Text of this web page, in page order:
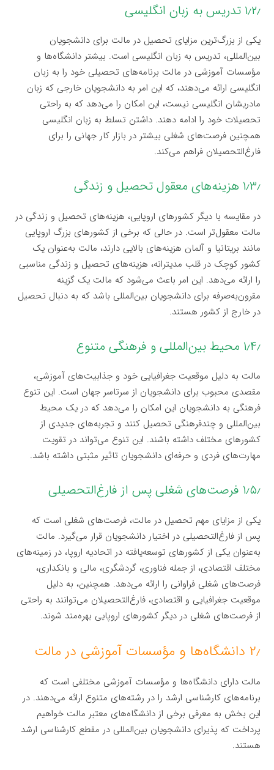
۱٫۲٫ تدریس به زبان انگلیسی
یکی از بزرگ‌ترین مزایای تحصیل در مالت برای دانشجویان
بین‌المللی، تدریس به زبان انگلیسی است. بیشتر دانشگاه‌ها و
مؤسسات آموزشی در مالت برنامه‌های تحصیلی خود را به زبان
انگلیسی ارائه می‌دهند، که این امر به دانشجویان خارجی که زبان
مادریشان انگلیسی نیست، این امکان را می‌دهد که به راحتی
تحصیلات خود را ادامه دهند. داشتن تسلط به زبان انگلیسی
همچنین فرصت‌های شغلی بیشتر در بازار کار جهانی را برای
فارغ‌التحصیلان فراهم می‌کند.
۱٫۳٫ هزینه‌های معقول تحصیل و زندگی
در مقایسه با دیگر کشورهای اروپایی، هزینه‌های تحصیل و زندگی در
مالت معقول‌تر است. در حالی که برخی از کشورهای بزرگ اروپایی
مانند بریتانیا و آلمان هزینه‌های بالایی دارند، مالت به‌عنوان یک
کشور کوچک در قلب مدیترانه، هزینه‌های تحصیل و زندگی مناسبی
را ارائه می‌دهد. این امر باعث می‌شود که مالت یک گزینه
مقرون‌به‌صرفه برای دانشجویان بین‌المللی باشد که به دنبال تحصیل
در خارج از کشور هستند.
۱٫۴٫ محیط بین‌المللی و فرهنگی متنوع
مالت به دلیل موقعیت جغرافیایی خود و جذابیت‌های آموزشی،
مقصدی محبوب برای دانشجویان از سرتاسر جهان است. این تنوع
فرهنگی به دانشجویان این امکان را می‌دهد که در یک محیط
بین‌المللی و چندفرهنگی تحصیل کنند و تجربه‌های جدیدی از
کشورهای مختلف داشته باشند. این تنوع می‌تواند در تقویت
مهارت‌های فردی و حرفه‌ای دانشجویان تاثیر مثبتی داشته باشد.
۱٫۵٫ فرصت‌های شغلی پس از فارغ‌التحصیلی
یکی از مزایای مهم تحصیل در مالت، فرصت‌های شغلی است که
پس از فارغ‌التحصیلی در اختیار دانشجویان قرار می‌گیرد. مالت
به‌عنوان یکی از کشورهای توسعه‌یافته در اتحادیه اروپا، در زمینه‌های
مختلف اقتصادی، از جمله فناوری، گردشگری، مالی و بانکداری،
فرصت‌های شغلی فراوانی را ارائه می‌دهد. همچنین، به دلیل
موقعیت جغرافیایی و اقتصادی، فارغ‌التحصیلان می‌توانند به راحتی
از فرصت‌های شغلی در دیگر کشورهای اروپایی بهره‌مند شوند.
۲٫ دانشگاه‌ها و مؤسسات آموزشی در مالت
مالت دارای دانشگاه‌ها و مؤسسات آموزشی مختلفی است که
برنامه‌های کارشناسی ارشد را در رشته‌های متنوع ارائه می‌دهند. در
این بخش به معرفی برخی از دانشگاه‌های معتبر مالت خواهیم
پرداخت که پذیرای دانشجویان بین‌المللی در مقطع کارشناسی ارشد
هستند.